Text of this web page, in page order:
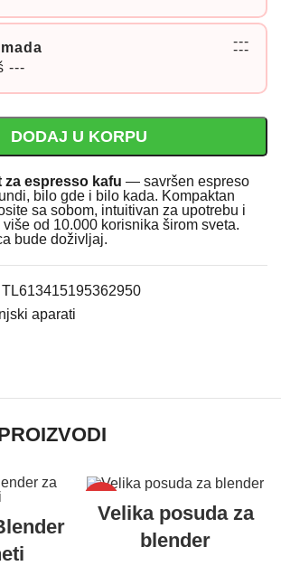
---
---
---
DODAJ U KORPU
za espresso kafu — savršen espreso
bilo gde i bilo kada. Kompaktan
sa sobom, intuitivan za upotrebu i
od 10.000 korisnika širom sveta.
bude doživljaj.
TL613415195362950
aparati
Velika posuda za
blender